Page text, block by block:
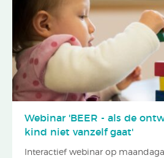
Webinar 'BEER - als de
kind niet vanzelf gaat'
Interactief webinar op